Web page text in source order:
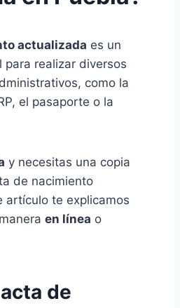
actualizada es un
para realizar diversos
como la
el pasaporte o la
y necesitas una copia
de nacimiento
artículo te explicamos
en línea o
de